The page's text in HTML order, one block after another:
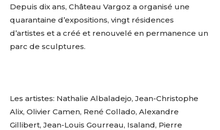
Depuis dix ans, Château Vargoz a organisé une
quarantaine d’expositions, vingt résidences
d’artistes et a créé et renouvelé en permanence un
parc de sculptures.
Les artistes: Nathalie Albaladejo, Jean-Christophe
Alix, Olivier Camen, René Collado, Alexandre
Gillibert, Jean-Louis Gourreau, Isaland, Pierre